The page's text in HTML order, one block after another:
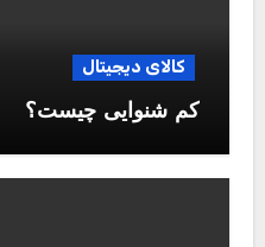
کالای دیجیتال
کم شنوایی چیست؟